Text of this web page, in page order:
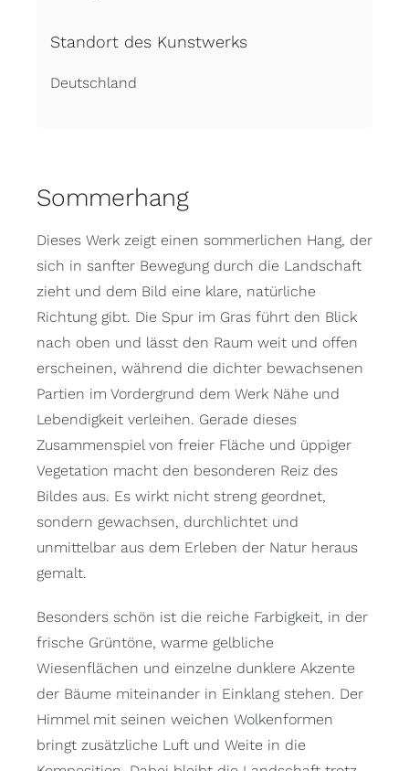
Standort des Kunstwerks
Deutschland
Sommerhang
Dieses Werk zeigt einen sommerlichen Hang, der
sich in sanfter Bewegung durch die Landschaft
zieht und dem Bild eine klare, natürliche
Richtung gibt. Die Spur im Gras führt den Blick
nach oben und lässt den Raum weit und offen
erscheinen, während die dichter bewachsenen
Partien im Vordergrund dem Werk Nähe und
Lebendigkeit verleihen. Gerade dieses
Zusammenspiel von freier Fläche und üppiger
Vegetation macht den besonderen Reiz des
Bildes aus. Es wirkt nicht streng geordnet,
sondern gewachsen, durchlichtet und
unmittelbar aus dem Erleben der Natur heraus
gemalt.
Besonders schön ist die reiche Farbigkeit, in der
frische Grüntöne, warme gelbliche
Wiesenflächen und einzelne dunklere Akzente
der Bäume miteinander in Einklang stehen. Der
Himmel mit seinen weichen Wolkenformen
bringt zusätzliche Luft und Weite in die